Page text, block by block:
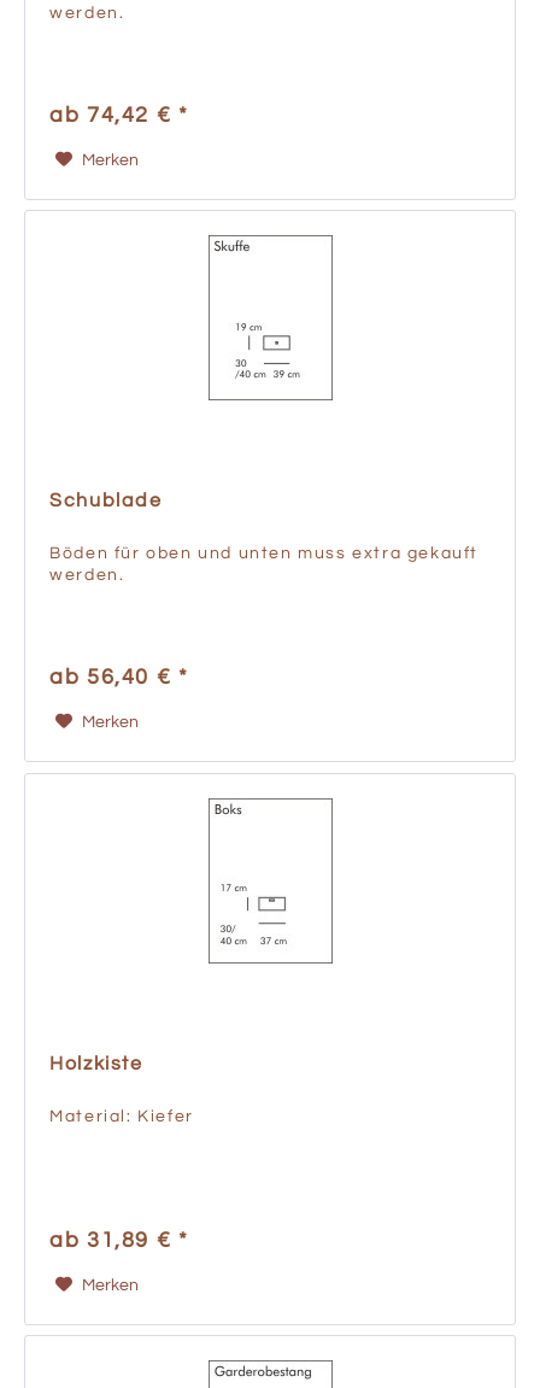
werden.
ab 74,42 € *
Merken
Schublade
Böden für oben und unten muss extra gekauft
werden.
ab 56,40 € *
Merken
Holzkiste
Material: Kiefer
ab 31,89 € *
Merken